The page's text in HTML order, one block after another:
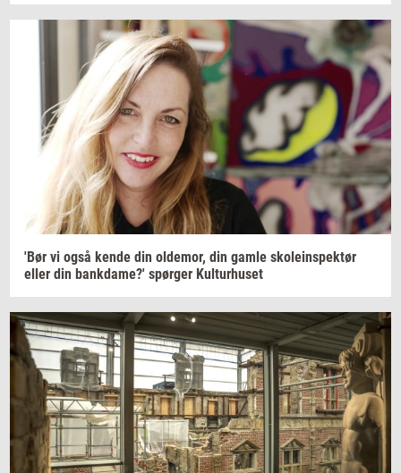
'Bør vi også kende din ol­de­mor, din gamle sko­le­in­spek­tør
eller din bank­da­me?' spør­ger Kul­tur­hu­set